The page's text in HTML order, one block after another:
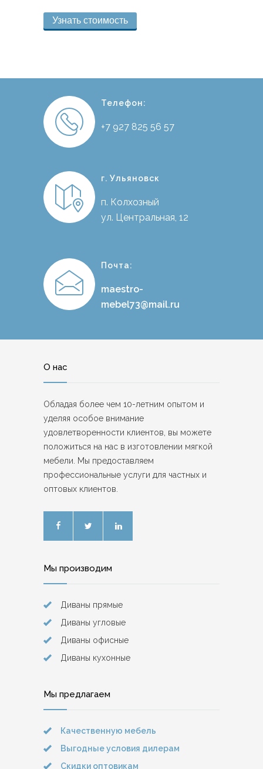
Узнать стоимость
Телефон:
+7 927 825 56 57
г. Ульяновск
п. Колхозный
ул. Центральная, 12
Почта:
maestro-
mebel73@mail.ru
О нас
Обладая более чем 10-летним опытом и
уделяя особое внимание
удовлетворенности клиентов, вы можете
положиться на нас в изготовлении мягкой
мебели. Мы предоставляем
профессиональные услуги для частных и
оптовых клиентов.
Мы производим
Диваны прямые
Диваны угловые
Диваны офисные
Диваны кухонные
Мы предлагаем
Качественную мебель
Выгодные условия дилерам
Скидки оптовикам